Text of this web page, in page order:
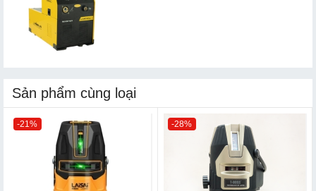
Sản phẩm cùng loại
-21% -28%